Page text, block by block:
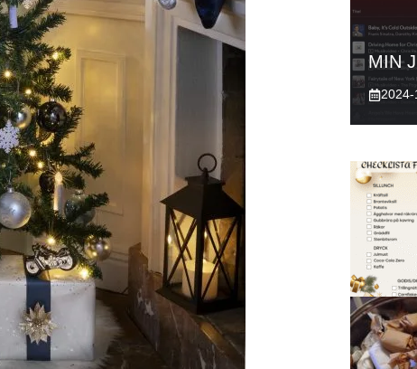
MIN